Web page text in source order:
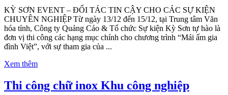
KỲ SƠN EVENT – ĐỐI TÁC TIN CẬY CHO CÁC SỰ KIỆN
CHUYÊN NGHIỆP Từ ngày 13/12 đến 15/12, tại Trung tâm Văn
hóa tỉnh, Công ty Quảng Cáo & Tổ chức Sự kiện Kỳ Sơn tự hào là
đơn vị thi công các hạng mục chính cho chương trình “Mái ấm gia
đình Việt”, với sự tham gia của ...
Xem thêm
Thi công chữ inox Khu công nghiệp